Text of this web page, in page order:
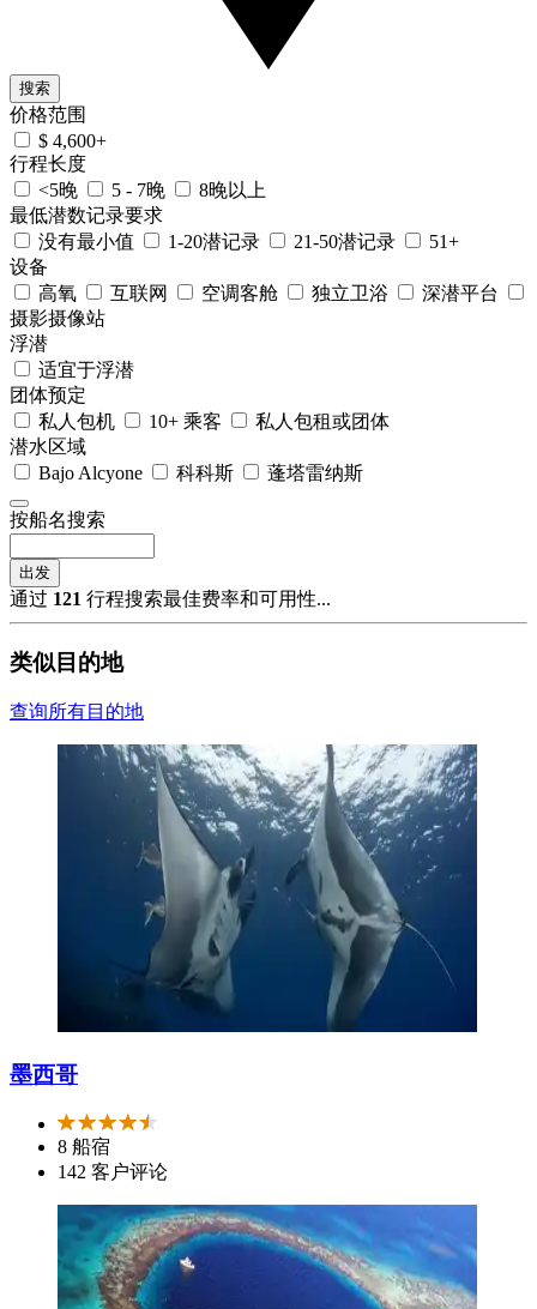
搜索
价格范围
$ 4,600+
行程长度
<5晚
5 - 7晚
8晚以上
最低潜数记录要求
没有最小值
1-20潜记录 21-50潜记录
51+
设备
高氧
互联网 空调客舱 独立卫浴
深潜平台
摄影摄像站
浮潜
适宜于浮潜
团体预定
私人包机
10+ 乘客
私人包租或团体
潜水区域
Bajo Alcyone
科科斯 蓬塔雷纳斯
按船名搜索
出发
通过 121 行程搜索最佳费率和可用性...
类似目的地
查询所有目的地
墨西哥
8 船宿
142 客户评论